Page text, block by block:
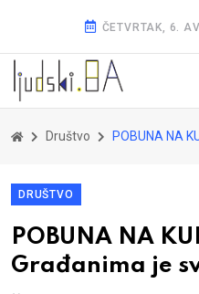
ČETVRTAK, 6.
Društvo POBUNA NA KUPRESU:
DRUŠTVO
POBUNA NA
Građanima je